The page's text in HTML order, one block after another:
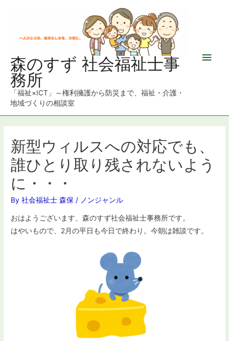
森のすず 社会福祉士事
務所
「福祉×ICT」～権利擁護から防災まで、福祉・介護・
地域づくりの相談室
メ
ュ
新型ウィルスへの対応でも、
誰ひとり取り残されないよう
に・・・
By社会福祉士 森保 / ノンジャンル
おはようございます、森のすず社会福祉士事務所です。
はやいもので、2月の平日も今日で終わり。今朝は雑談です。